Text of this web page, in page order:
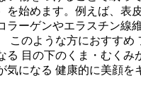
を始めます。例えば、表
ラーゲンやエラスチン線
このような方におすすめ
る 目の下のくま・むくみ
気になる 健康的に美顔を